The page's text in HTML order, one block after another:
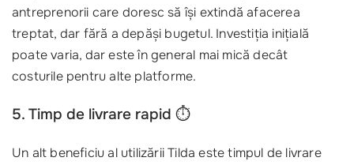
antreprenorii care doresc să își extindă afacerea
treptat, dar fără a depăși bugetul. Investiția inițială
poate varia, dar este în general mai mică decât
costurile pentru alte platforme.
5. Timp de livrare rapid ⏱️
Un alt beneficiu al utilizării Tilda este timpul de livrare